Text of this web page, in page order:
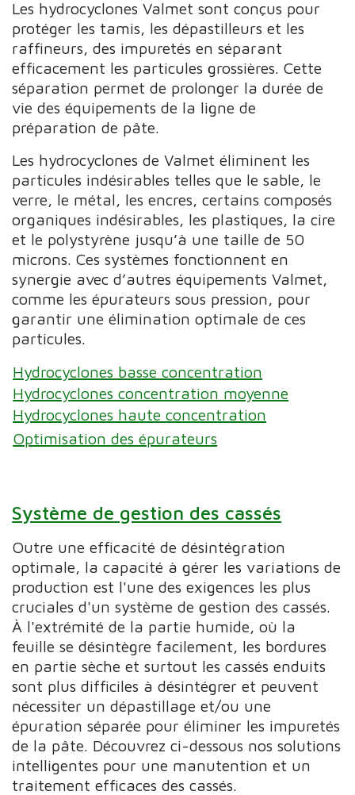
Les hydrocyclones Valmet sont conçus pour
protéger les tamis, les dépastilleurs et les
raffineurs, des impuretés en séparant
efficacement les particules grossières. Cette
séparation permet de prolonger la durée de
vie des équipements de la ligne de
préparation de pâte.
Les hydrocyclones de Valmet éliminent les
particules indésirables telles que le sable, le
verre, le métal, les encres, certains composés
organiques indésirables, les plastiques, la cire
et le polystyrène jusqu’à une taille de 50
microns. Ces systèmes fonctionnent en
synergie avec d’autres équipements Valmet,
comme les épurateurs sous pression, pour
garantir une élimination optimale de ces
particules.
Hydrocyclones basse concentration
Hydrocyclones concentration moyenne
Hydrocyclones haute concentration
Optimisation des épurateurs
Système de gestion des cassés
Outre une efficacité de désintégration
optimale, la capacité à gérer les variations de
production est l'une des exigences les plus
cruciales d'un système de gestion des cassés.
À l'extrémité de la partie humide, où la
feuille se désintègre facilement, les bordures
en partie sèche et surtout les cassés enduits
sont plus difficiles à désintégrer et peuvent
nécessiter un dépastillage et/ou une
épuration séparée pour éliminer les impuretés
de la pâte. Découvrez ci-dessous nos solutions
intelligentes pour une manutention et un
traitement efficaces des cassés.